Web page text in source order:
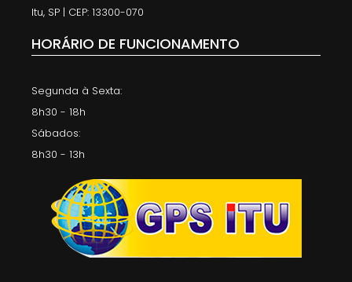
Itu, SP | CEP: 13300-070
HORÁRIO DE FUNCIONAMENTO
Segunda à Sexta:
8h30 - 18h
Sábados:
8h30 - 13h